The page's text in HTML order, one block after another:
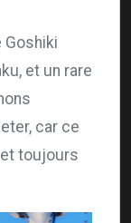
Goshiki
et un rare
car ce
toujours